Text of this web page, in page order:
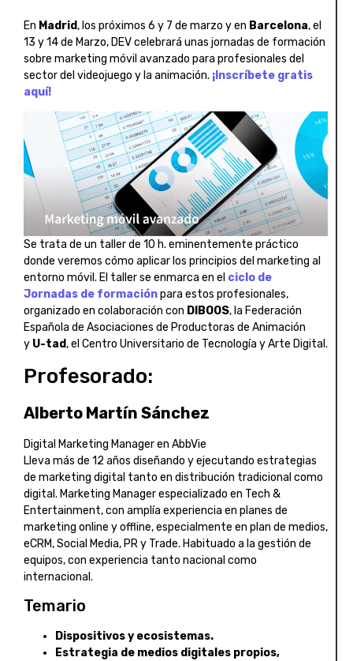
En Madrid, los próximos 6 y 7 de marzo y en Barcelona, el
13 y 14 de Marzo, DEV celebrará unas jornadas de formación
sobre marketing móvil avanzado para profesionales del
sector del videojuego y la animación. ¡Inscríbete gratis
aquí!
Se trata de un taller de 10 h. eminentemente práctico
donde veremos cómo aplicar los principios del marketing al
entorno móvil. El taller se enmarca en el ciclo de
Jornadas de formaciónpara estos profesionales,
organizado en colaboración con DIBOOS, la Federación
Española de Asociaciones de Productoras de Animación
y U-tad, el Centro Universitario de Tecnología y Arte Digital.
Profesorado:
Alberto Martín Sánchez
Digital Marketing Manager en AbbVie
Lleva más de 12 años diseñando y ejecutando estrategias
de marketing digital tanto en distribución tradicional como
digital. Marketing Manager especializado en Tech &
Entertainment, con amplía experiencia en planes de
marketing online y offline, especialmente en plan de medios,
eCRM, Social Media, PR y Trade. Habituado a la gestión de
equipos, con experiencia tanto nacional como
internacional.
Temario
Dispositivos y ecosistemas.
Estrategia de medios digitales propios,